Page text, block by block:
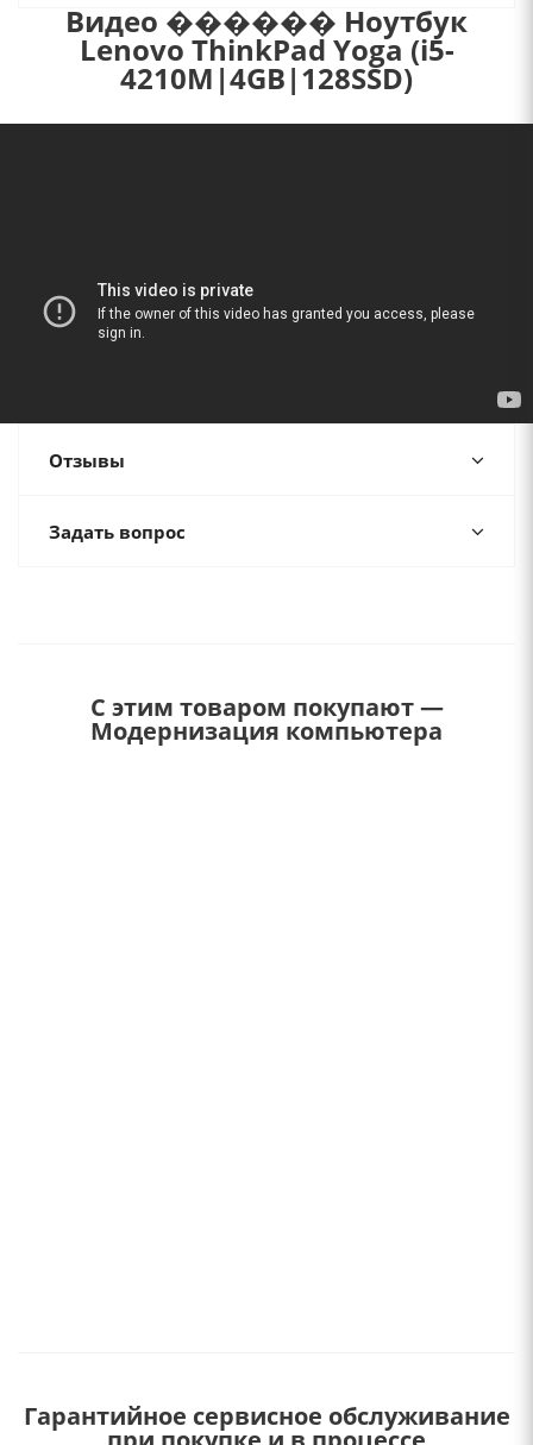
Видео ������ Ноутбук
Lenovo ThinkPad Yoga (i5-
4210M|4GB|128SSD)
Отзывы
Задать вопрос
С этим товаром покупают —
Модернизация компьютера
Гарантийное сервисное обслуживание